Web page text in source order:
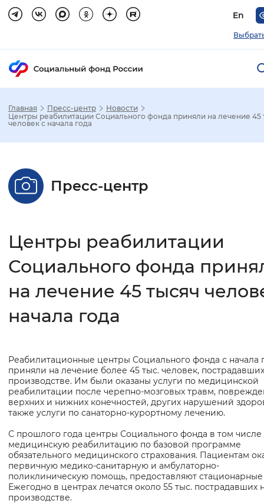
En
Настройка режима отображения
Стандартный
Без засечек
Интервал между буквами
Монохромный Инверсивный
Синий фон
Изображения
Включены Выключены
Звуковой ассистент
Воспроизвести
Главная Пресс-центр
Новости
Центры реабилитации Социального фонда приняли на лечение 45
человек с начала года
Пресс-центр
Центры реабилитации
Социального фонда
на лечение 45 тысяч
начала года
Основная
информация
Реабилитационные центры Социального фонда с начала
приняли на лечение более 45 тыс. человек,
производстве. Им были оказаны услуги по медицинской
реабилитации после черепно-мозговых травм,
верхних и нижних конечностей, других нарушений
также услуги по санаторно-курортному лечению.
С прошлого года центры Социального фонда в том числе
медицинскую реабилитацию по базовой программе
обязательного медицинского страхования. Пациентам
первичную медико-санитарную и амбулаторно-
поликлиническую помощь, предоставляют стационарные
Ежегодно в центрах лечатся около 55 тыс. пострадавших
производстве.